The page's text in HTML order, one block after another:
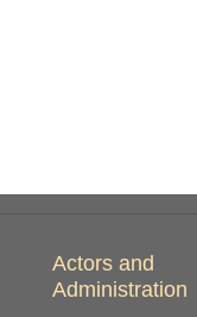
Actors and
Administration